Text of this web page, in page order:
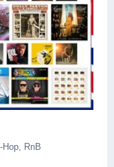
RnB